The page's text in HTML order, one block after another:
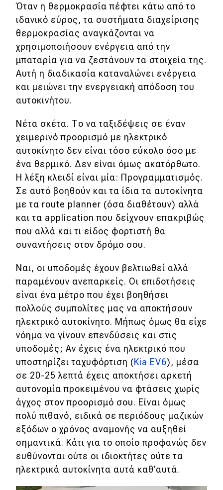
Όταν η θερμοκρασία πέφτει κάτω από το
ιδανικό εύρος, τα συστήματα διαχείρισης
θερμοκρασίας αναγκάζονται να
χρησιμοποιήσουν ενέργεια από την
μπαταρία για να ζεστάνουν τα στοιχεία της.
Αυτή η διαδικασία καταναλώνει ενέργεια
και μειώνει την ενεργειακή απόδοση του
αυτοκινήτου.
Νέτα σκέτα. Το να ταξιδέψεις σε έναν
χειμερινό προορισμό με ηλεκτρικό
αυτοκίνητο δεν είναι τόσο εύκολο όσο με
ένα θερμικό. Δεν είναι όμως ακατόρθωτο.
Η λέξη κλειδί είναι μία: Προγραμματισμός.
Σε αυτό βοηθούν και τα ίδια τα αυτοκίνητα
με τα route planner (όσα διαθέτουν) αλλά
και τα application που δείχνουν επακριβώς
που αλλά και τι είδος φορτιστή θα
συναντήσεις στον δρόμο σου.
Ναι, οι υποδομές έχουν βελτιωθεί αλλά
παραμένουν ανεπαρκείς. Οι επιδοτήσεις
είναι ένα μέτρο που έχει βοηθήσει
πολλούς συμπολίτες μας να αποκτήσουν
ηλεκτρικό αυτοκίνητο. Μήπως όμως θα είχε
νόημα να γίνουν επενδύσεις και στις
υποδομές; Αν έχεις ένα ηλεκτρικό που
υποστηρίζει ταχυφόρτιση (Kia EV6), μέσα
σε 20-25 λεπτά έχεις αποκτήσει αρκετή
αυτονομία προκειμένου να φτάσεις χωρίς
άγχος στον προορισμό σου. Είναι όμως
πολύ πιθανό, ειδικά σε περιόδους μαζικών
εξόδων ο χρόνος αναμονής να αυξηθεί
σημαντικά. Κάτι για το οποίο προφανώς δεν
ευθύνονται ούτε οι ιδιοκτήτες ούτε τα
ηλεκτρικά αυτοκίνητα αυτά καθ’αυτά.